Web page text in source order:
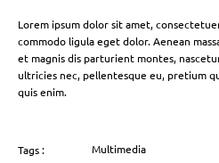
Lorem ipsum dolor sit amet,
commodo ligula eget dolor. Aenean
et magnis dis parturient montes,
ultricies nec, pellentesque eu, pretium
quis enim.
Tags : Multimedia